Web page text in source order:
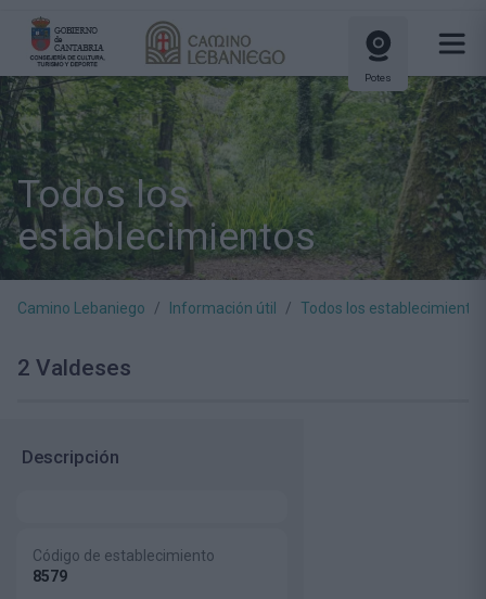
Potes
Todos los
establecimientos
Camino Lebaniego Información útil Todos los establecimientos
2 Valdeses
Descripción
Código de establecimiento
8579